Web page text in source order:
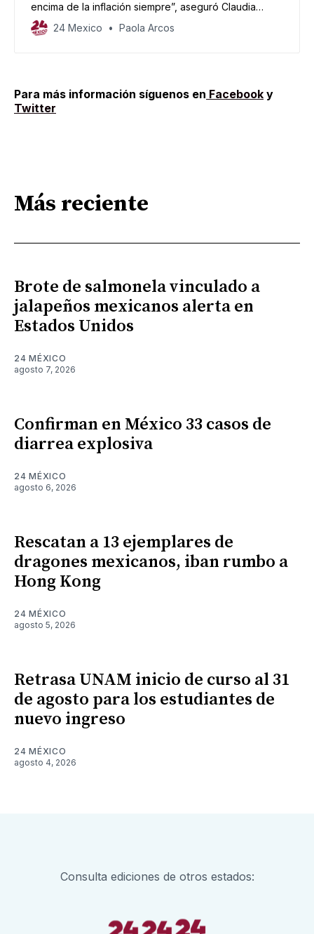
encima de la inflación siempre”, aseguró Claudia
Sheinbaum.
24 Mexico Paola Arcos
Para más información síguenos en Facebook y
Twitter
Más reciente
Brote de salmonela vinculado a
jalapeños mexicanos alerta en
Estados Unidos
24 MÉXICO
agosto 7, 2026
Confirman en México 33 casos de
diarrea explosiva
24 MÉXICO
agosto 6, 2026
Rescatan a 13 ejemplares de
dragones mexicanos, iban rumbo a
Hong Kong
24 MÉXICO
agosto 5, 2026
Retrasa UNAM inicio de curso al 31
de agosto para los estudiantes de
nuevo ingreso
24 MÉXICO
agosto 4, 2026
Consulta ediciones de otros estados: